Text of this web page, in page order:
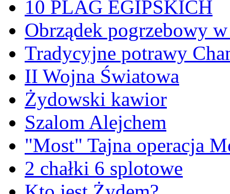
10 PLAG EGIPSKICH
Obrządek pogrzebowy
Tradycyjne potrawy
II Wojna Światowa
Żydowski kawior
Szalom Alejchem
"Most" Tajna operacja
2 chałki 6 splotowe